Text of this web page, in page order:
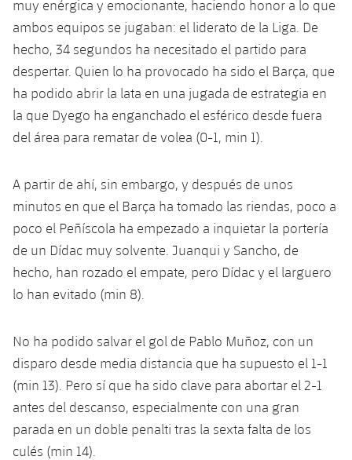
muy enérgica y emocionante, haciendo honor a lo que
ambos equipos se jugaban: el liderato de la Liga. De
hecho, 34 segundos ha necesitado el partido para
despertar. Quien lo ha provocado ha sido el Barça, que
ha podido abrir la lata en una jugada de estrategia en
la que Dyego ha enganchado el esférico desde fuera
del área para rematar de volea (0-1, min 1).
A partir de ahí, sin embargo, y después de unos
minutos en que el Barça ha tomado las riendas, poco a
poco el Peñíscola ha empezado a inquietar la portería
de un Dídac muy solvente. Juanqui y Sancho, de
hecho, han rozado el empate, pero Dídac y el larguero
lo han evitado (min 8).
No ha podido salvar el gol de Pablo Muñoz, con un
disparo desde media distancia que ha supuesto el 1-1
(min 13). Pero sí que ha sido clave para abortar el 2-1
antes del descanso, especialmente con una gran
parada en un doble penalti tras la sexta falta de los
culés (min 14).